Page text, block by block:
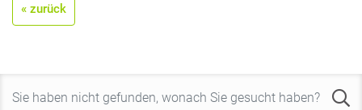
« zurück